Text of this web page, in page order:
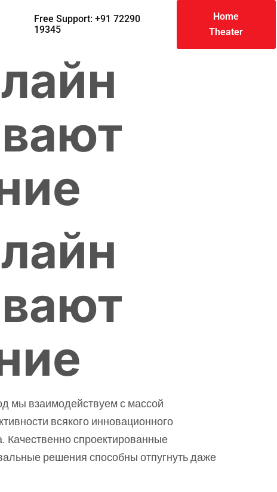
Free Support: +91 72290
19345
Home
Theater
мы взаимодействуем с массой
всякого инновационного
Качественно спроектированные
решения способны отпугнуть даже